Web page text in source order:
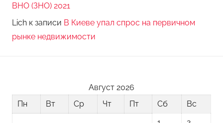
ВНО (ЗНО) 2021
Lich к записи В Киеве упал спрос на первичном
рынке недвижимости
Август 2026
Пн
Вт Ср Чт Пт Сб
Вс